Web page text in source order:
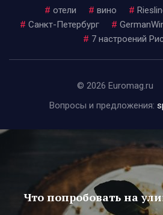
# отели # вино #
# Санкт-Петербург #
# 7 настроений
© 2026 Euromag.ru
Вопросы и предложения:
Что попробовать на